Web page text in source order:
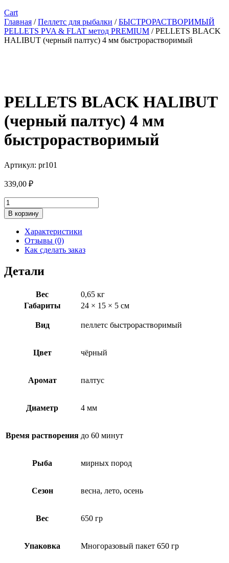
Cart
Главная /Пеллетс для рыбалки /БЫСТРОРАСТВОРИМЫЙ
PELLETS PVA & FLAT метод PREMIUM / PELLETS BLACK
HALIBUT (черный палтус) 4 мм быстрорастворимый
PELLETS BLACK HALIBUT
(черный палтус) 4 мм
быстрорастворимый
Артикул: pr101
339,00 ₽
Количество
товара
PELLETS
BLACK
HALIBUT
(черный
палтус)
4
мм
В корзину
Характеристики
Отзывы (0)
Как сделать заказ
Детали
Вес
0,65 кг
Габариты
24 × 15 × 5 см
Вид пеллетс быстрорастворимый
Цвет чёрный
Аромат палтус
Диаметр 4 мм
Время растворения до 60 минут
Рыба мирных пород
Сезон весна, лето, осень
Вес 650 гр
Упаковка Многоразовый пакет 650 гр